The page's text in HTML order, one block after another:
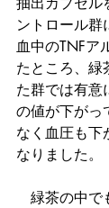
ントロール群
血中のTNFア
たところ、緑
た群では有意
の値が下がっ
なく血圧も下
なりました。
緑茶の中で